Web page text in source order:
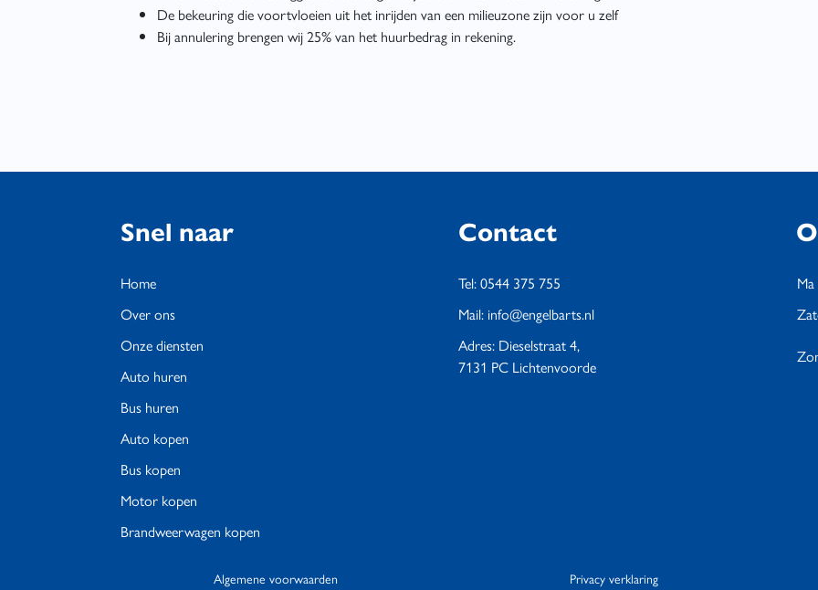
De bekeuring die voortvloeien uit het inrijden van een milieuzone zijn voor u zelf
Bij annulering brengen wij 25% van het huurbedrag in rekening.
Snel naar
Home
Over ons
Onze diensten
Auto huren
Bus huren
Auto kopen
Bus kopen
Motor kopen
Brandweerwagen kopen
Contact
Tel: 0544 375 755
Mail: info@engelbarts.nl
Adres: Dieselstraat 4,
7131 PC Lichtenvoorde
Algemene voorwaarden Privacy verklaring